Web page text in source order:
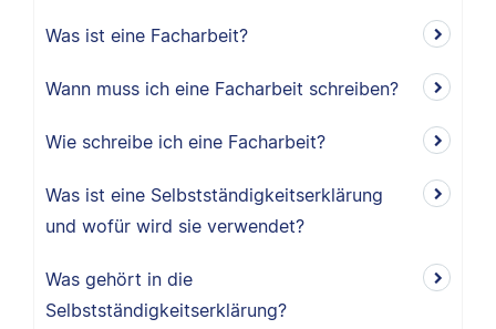
Was ist eine Facharbeit?
Wann muss ich eine Facharbeit schreiben?
Wie schreibe ich eine Facharbeit?
Was ist eine Selbstständigkeitserklärung
und wofür wird sie verwendet?
Was gehört in die
Selbstständigkeitserklärung?